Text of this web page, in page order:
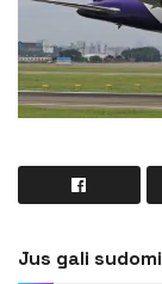
Jus gali